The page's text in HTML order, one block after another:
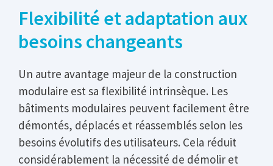
Flexibilité et adaptation aux
besoins changeants
Un autre avantage majeur de la construction
modulaire est sa flexibilité intrinsèque. Les
bâtiments modulaires peuvent facilement être
démontés, déplacés et réassemblés selon les
besoins évolutifs des utilisateurs. Cela réduit
considérablement la nécessité de démolir et